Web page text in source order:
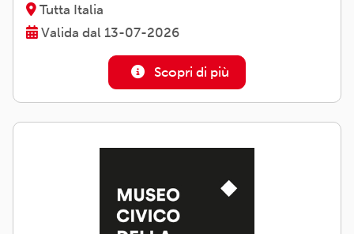
Tutta Italia
Valida dal 13-07-2026
Scopri di più